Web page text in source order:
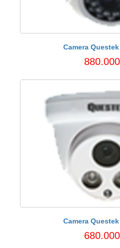
Camera
Camera